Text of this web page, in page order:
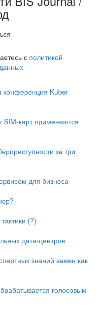
с политикой
конференция Kuber
карт применяются
за три
для бизнеса
(?)
дата-центров
знаний важен как
голосовым